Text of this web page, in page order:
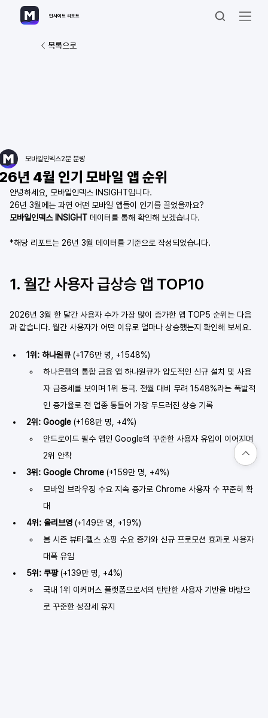
인사이트 리포트
목록으로
년 4월 인기 모바일 앱 순위
모바일인덱스2분 분량
안녕하세요, 모바일인덱스 INSIGHT입니다.
26년 3월에는 과연 어떤 모바일 앱들이 인기를 끌었을까요?
모바일인덱스 INSIGHT 데이터를 통해 확인해 보겠습니다.
*해당 리포트는 26년 3월 데이터를 기준으로 작성되었습니다.
1. 월간 사용자 급상승 앱 TOP10
2026년 3월 한 달간 사용자 수가 가장 많이 증가한 앱 TOP5 순위는 다음
과 같습니다. 월간 사용자가 어떤 이유로 얼마나 상승했는지 확인해 보세요.
1위: 하나원큐 (+176만 명, +1548%)
하나은행의 통합 금융 앱 하나원큐가 압도적인 신규 설치 및 사용
자 급증세를 보이며 1위 등극. 전월 대비 무려 1548%라는 폭발적
인 증가율로 전 업종 통틀어 가장 두드러진 상승 기록
2위: Google (+168만 명, +4%)
안드로이드 필수 앱인 Google의 꾸준한 사용자 유입이 이어지며
2위 안착
3위: Google Chrome (+159만 명, +4%)
모바일 브라우징 수요 지속 증가로 Chrome 사용자 수 꾸준히 확
대
4위: 올리브영 (+149만 명, +19%)
봄 시즌 뷰티·헬스 쇼핑 수요 증가와 신규 프로모션 효과로 사용자
대폭 유입
5위: 쿠팡 (+139만 명, +4%)
국내 1위 이커머스 플랫폼으로서의 탄탄한 사용자 기반을 바탕으
로 꾸준한 성장세 유지